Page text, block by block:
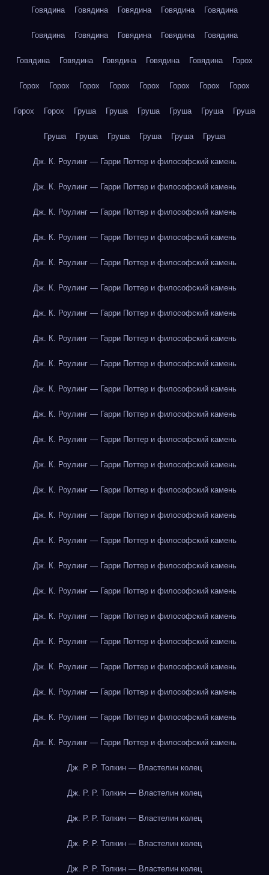
Говядина Говядина Говядина Говядина Говядина
Говядина Говядина Говядина Говядина Говядина
Говядина Говядина Говядина Говядина Говядина Горох
Горох Горох Горох Горох Горох Горох Горох Горох
Горох Горох Груша Груша Груша Груша Груша Груша
Груша Груша Груша Груша Груша Груша
Дж. К. Роулинг — Гарри Поттер и философский камень
Дж. К. Роулинг — Гарри Поттер и философский камень
Дж. К. Роулинг — Гарри Поттер и философский камень
Дж. К. Роулинг — Гарри Поттер и философский камень
Дж. К. Роулинг — Гарри Поттер и философский камень
Дж. К. Роулинг — Гарри Поттер и философский камень
Дж. К. Роулинг — Гарри Поттер и философский камень
Дж. К. Роулинг — Гарри Поттер и философский камень
Дж. К. Роулинг — Гарри Поттер и философский камень
Дж. К. Роулинг — Гарри Поттер и философский камень
Дж. К. Роулинг — Гарри Поттер и философский камень
Дж. К. Роулинг — Гарри Поттер и философский камень
Дж. К. Роулинг — Гарри Поттер и философский камень
Дж. К. Роулинг — Гарри Поттер и философский камень
Дж. К. Роулинг — Гарри Поттер и философский камень
Дж. К. Роулинг — Гарри Поттер и философский камень
Дж. К. Роулинг — Гарри Поттер и философский камень
Дж. К. Роулинг — Гарри Поттер и философский камень
Дж. К. Роулинг — Гарри Поттер и философский камень
Дж. К. Роулинг — Гарри Поттер и философский камень
Дж. К. Роулинг — Гарри Поттер и философский камень
Дж. К. Роулинг — Гарри Поттер и философский камень
Дж. К. Роулинг — Гарри Поттер и философский камень
Дж. К. Роулинг — Гарри Поттер и философский камень
Дж. Р. Р. Толкин — Властелин колец
Дж. Р. Р. Толкин — Властелин колец
Дж. Р. Р. Толкин — Властелин колец
Дж. Р. Р. Толкин — Властелин колец
Дж. Р. Р. Толкин — Властелин колец